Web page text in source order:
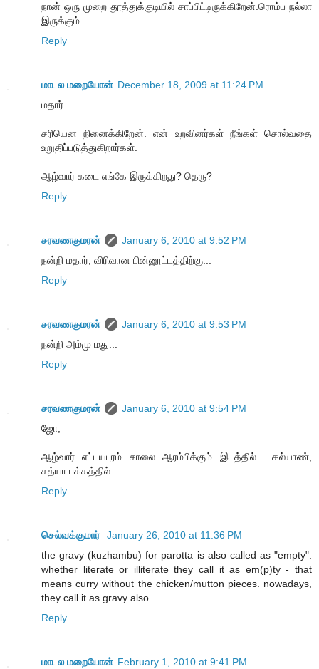
நான் ஒரு முறை தூத்துக்குடியில் சாப்பிட்டிருக்கிறேன்.ரொம்ப நல்லா
இருக்கும்..
Reply
மாடல மறையோன் December 18, 2009 at 11:24 PM
மதார்
சரியென நினைக்கிறேன். என் உறவினர்கள் நீங்கள் சொல்வதை
உறுதிப்படுத்துகிறார்கள்.
ஆழ்வார் கடை எங்கே இருக்கிறது? தெரு?
Reply
சரவணகுமரன்
January 6, 2010 at 9:52 PM
நன்றி மதார், விரிவான பின்னூட்டத்திற்கு...
Reply
சரவணகுமரன்
January 6, 2010 at 9:53 PM
நன்றி அம்மு மது...
Reply
சரவணகுமரன்
January 6, 2010 at 9:54 PM
ஜோ,
ஆழ்வார் எட்டயபுரம் சாலை ஆரம்பிக்கும் இடத்தில்... கல்யாண்,
சத்யா பக்கத்தில்...
Reply
செல்வக்குமார் January 26, 2010 at 11:36 PM
the gravy (kuzhambu) for parotta is also called as "empty".
whether literate or illiterate they call it as em(p)ty - that
means curry without the chicken/mutton pieces. nowadays,
they call it as gravy also.
Reply
மாடல மறையோன் February 1, 2010 at 9:41 PM